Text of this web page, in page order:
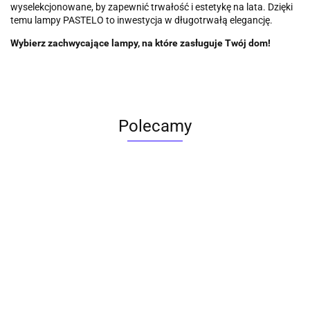
wyselekcjonowane, by zapewnić trwałość i estetykę na lata. Dzięki
temu lampy PASTELO to inwestycja w długotrwałą elegancję.
Wybierz zachwycające lampy, na które zasługuje Twój dom!
Polecamy